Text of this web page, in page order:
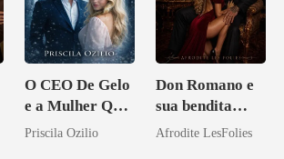
O CEO De Gelo
e a Mulher Que
Ele Jurou Odiar
Priscila Ozilio
Don Romano e
sua bendita
ruína
Afrodite LesFolies